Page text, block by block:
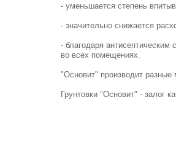
- уменьшается степень
- значительно снижается
- благодаря антисептическим
во всех помещениях.
"Основит" производит разные
Грунтовки "Основит" - залог